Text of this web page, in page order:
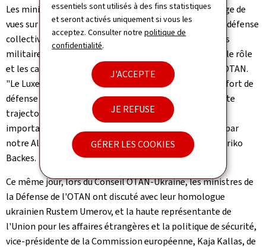
essentiels sont utilisés à des fins statistiques
et seront activés uniquement si vous les
acceptez. Consulter notrepolitique de
confidentialité.
J'ACCEPTE
JE REFUSE
GÉRER LES COOKIES
Les ministres de la Défense de l'OTAN ont eu un échange de
vues sur la mise en œuvre des plans de dissuasion et de défense
collectives de la zone euro-atlantique, sur les capacités
militaires et les investissements nécessaires ainsi que le rôle
et les capacités de l'industrie de défense des pays de l'OTAN.
"Le Luxembourg a considérablement augmenté son effort de
défense et nous sommes déterminés de poursuivre cette
trajectoire. La réunion d'aujourd'hui est une occasion
importante de renforcer la défense collective assurée par
notre Alliance", a souligné la ministre de la Défense, Yuriko
Backes.
Ce même jour, lors du Conseil OTAN-Ukraine, les ministres de
la Défense de l'OTAN ont discuté avec leur homologue
ukrainien Rustem Umerov, et la haute représentante de
l'Union pour les affaires étrangères et la politique de sécurité,
vice-présidente de la Commission européenne, Kaja Kallas, de